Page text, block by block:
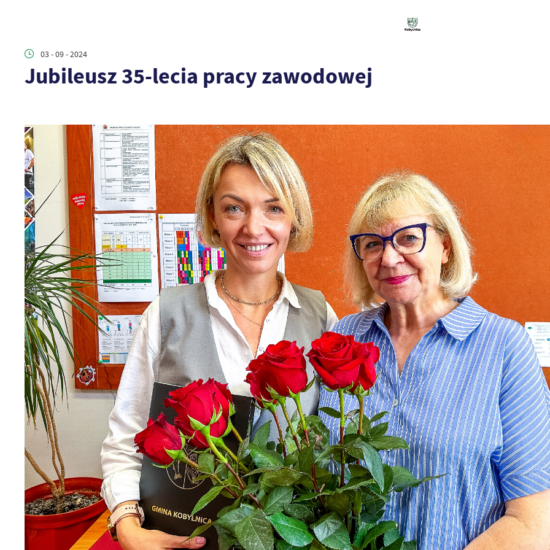
03 - 09 - 2024
Jubileusz 35-lecia pracy zawodowej